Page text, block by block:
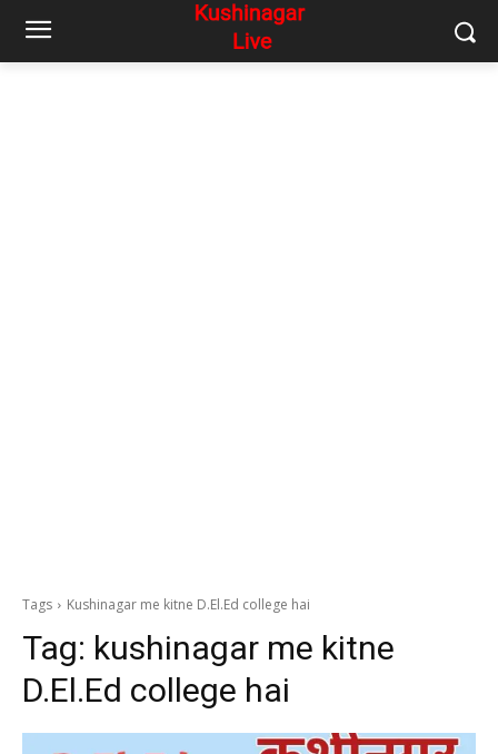
Tags Kushinagar me kitne D.El.Ed college hai
Tag: kushinagar me kitne
D.El.Ed college hai